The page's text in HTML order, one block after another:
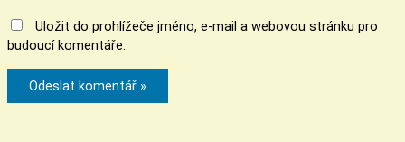
Uložit do prohlížeče jméno, e-mail a webovou stránku pro
budoucí komentáře.